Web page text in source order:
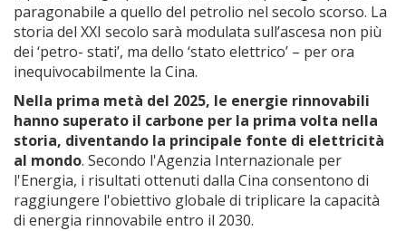
paragonabile a quello del petrolio nel secolo scorso. La
storia del XXI secolo sarà modulata sull’ascesa non più
dei ‘petro- stati’, ma dello ‘stato elettrico’ – per ora
inequivocabilmente la Cina.
Nella prima metà del 2025, le energie rinnovabili
hanno superato il carbone per la prima volta nella
storia, diventando la principale fonte di elettricità
al mondo. Secondo l'Agenzia Internazionale per
l'Energia, i risultati ottenuti dalla Cina consentono di
raggiungere l'obiettivo globale di triplicare la capacità
di energia rinnovabile entro il 2030.